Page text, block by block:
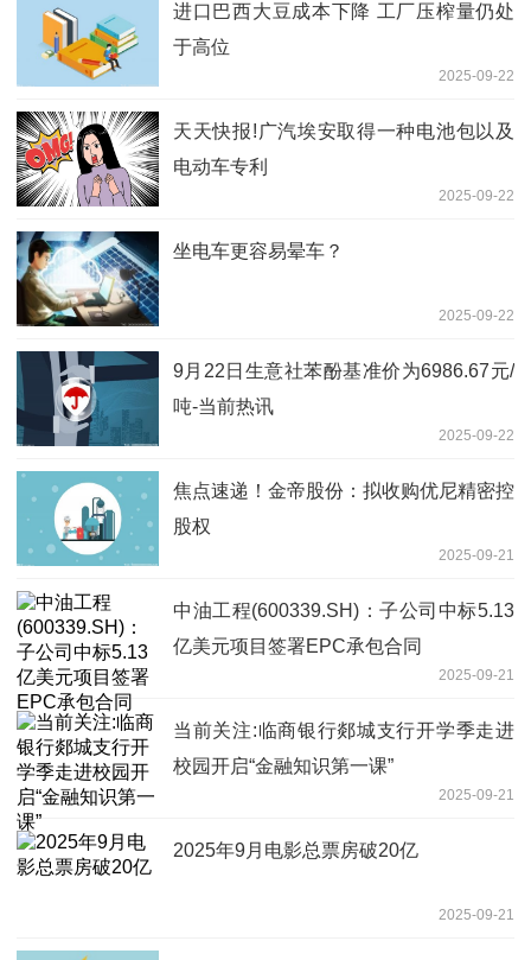
进口巴西大豆成本下降 工厂压榨量仍处
于高位
2025-09-22
天天快报!广汽埃安取得一种电池包以及
电动车专利
2025-09-22
坐电车更容易晕车？
2025-09-22
9月22日生意社苯酚基准价为6986.67元/
吨-当前热讯
2025-09-22
焦点速递！金帝股份：拟收购优尼精密控
股权
2025-09-21
中油工程(600339.SH)：子公司中标5.13
亿美元项目签署EPC承包合同
2025-09-21
当前关注:临商银行郯城支行开学季走进
校园开启“金融知识第一课”
2025-09-21
2025年9月电影总票房破20亿
2025-09-21